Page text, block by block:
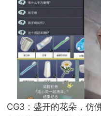
CG3：盛开的花朵，仿